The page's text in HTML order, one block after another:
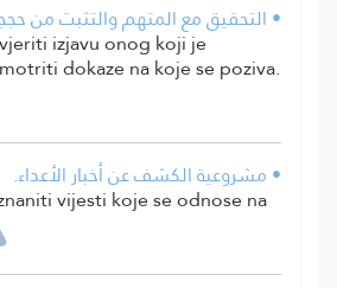
• التحقيق مع المتهم والتثبت من
izjavu onog koji je
dokaze na koje se poziva.
• مشروعية الكشف عن أخبار الأعداء.
vijesti koje se odnose na